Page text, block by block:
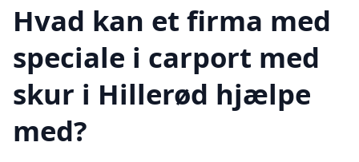
Hvad kan et firma med
speciale i carport med
skur i Hillerød hjælpe
med?